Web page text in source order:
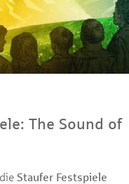
The Sound of
Staufer Festspiele